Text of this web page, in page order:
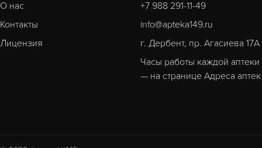
О нас
Контакты
Лицензия
+7 988 291-11-49
info@apteka149.ru
г. Дербент, пр. Агасиева 17А
Часы работы каждой аптеки
— на странице Адреса аптек